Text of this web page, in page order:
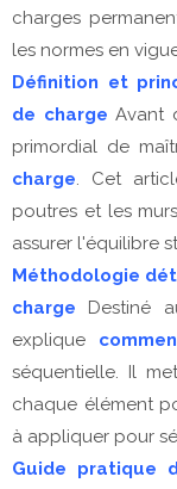
charges
les normes en
Définition et
de charge Avant
primordial de
charge. Cet
poutres et les
assurer l'équilibre
Méthodologie
charge Destiné
explique
séquentielle. Il
chaque élément
à appliquer pour
Guide pratique